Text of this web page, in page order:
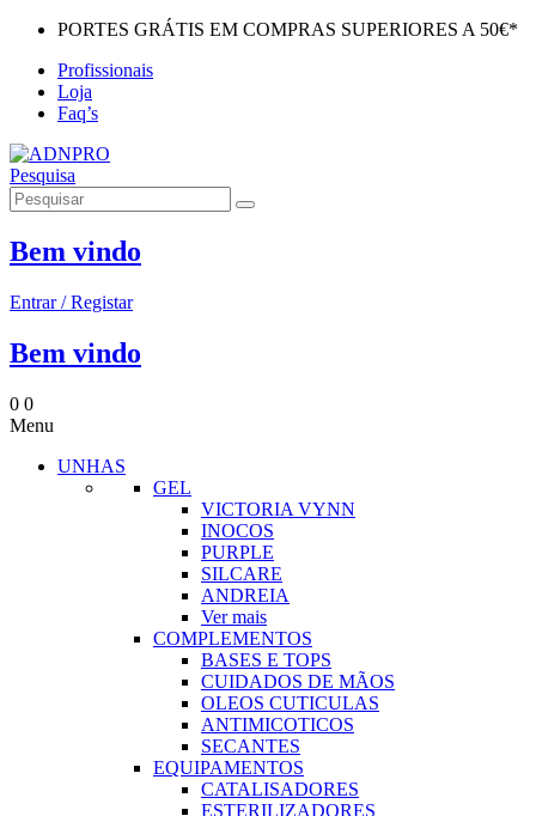
PORTES GRÁTIS EM COMPRAS SUPERIORES A 50€*
Profissionais
Loja
Faq’s
Pesquisa
Bem vindo
Entrar / Registar
Bem vindo
0 0
Menu
UNHAS
GEL
VICTORIA VYNN
INOCOS
PURPLE
SILCARE
ANDREIA
Ver mais
COMPLEMENTOS
BASES E TOPS
CUIDADOS DE MÃOS
OLEOS CUTICULAS
ANTIMICOTICOS
SECANTES
EQUIPAMENTOS
CATALISADORES
ESTERILIZADORES